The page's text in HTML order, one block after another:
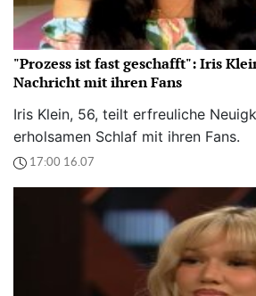
"Prozess ist fast geschafft": Iris
Nachricht mit ihren Fans
Iris Klein, 56, teilt erfreuliche
erholsamen Schlaf mit ihren Fans.
17:00 16.07